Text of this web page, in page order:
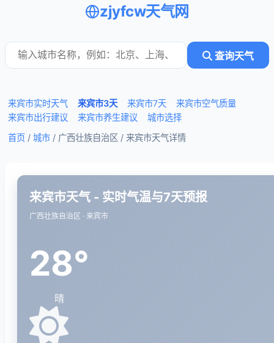
zjyfcw天气网
查询天气
来宾市实时天气 来宾市3天 来宾市7天
来宾市空气质量
来宾市出行建议
来宾市养生建议
城市选择
首页 / 城市 / 广西壮族自治区 / 来宾市天气详情
来宾市天气 - 实时气温与7天预报
广西壮族自治区 · 来宾市
28°
晴